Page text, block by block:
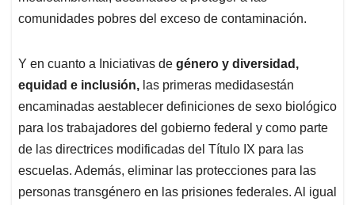
comunidades pobres del exceso de contaminación.
Y en cuanto a Iniciativas de género y diversidad,
equidad e inclusión, las primeras medidasestán
encaminadas aestablecer definiciones de sexo biológico
para los trabajadores del gobierno federal y como parte
de las directrices modificadas del Título IX para las
escuelas. Además, eliminar las protecciones para las
personas transgénero en las prisiones federales. Al igual